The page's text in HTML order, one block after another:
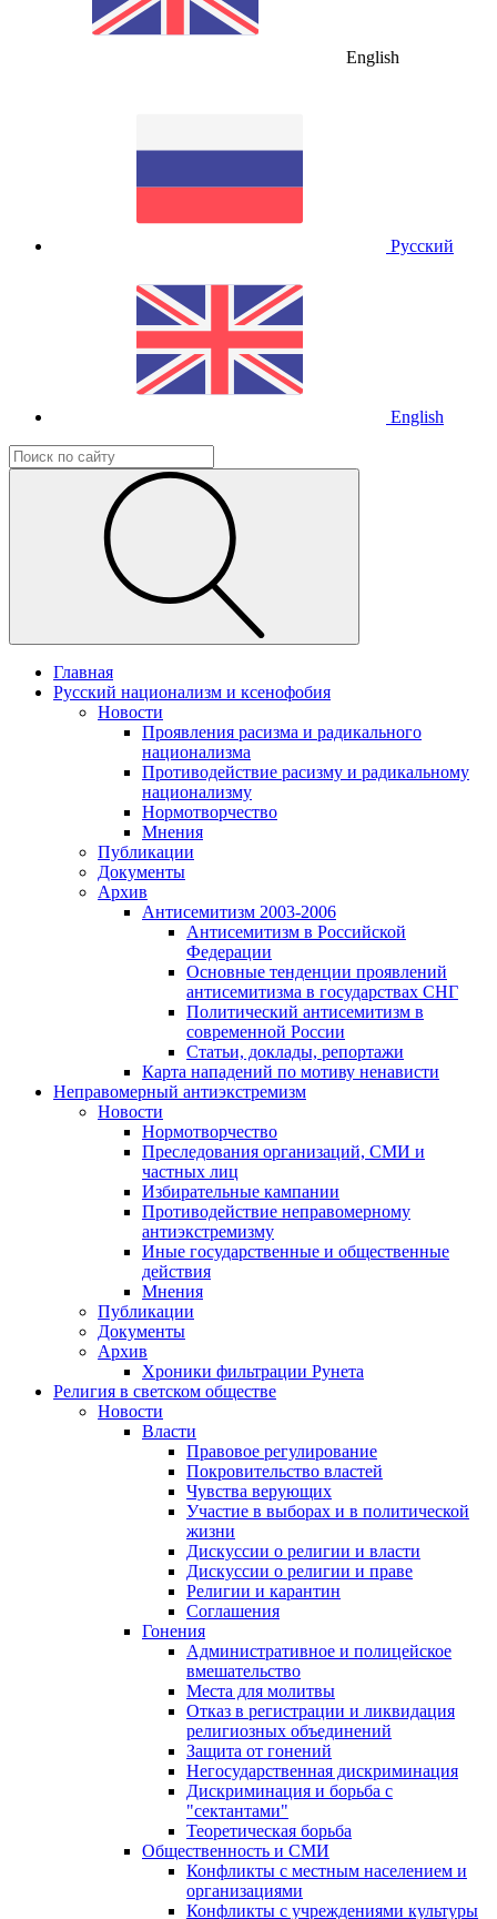
English
Русский
English
Главная
Русский национализм и ксенофобия
Новости
Проявления расизма и радикального
национализма
Противодействие расизму и радикальному
национализму
Нормотворчество
Мнения
Публикации
Документы
Архив
Антисемитизм 2003-2006
Антисемитизм в Российской
Федерации
Основные тенденции проявлений
антисемитизма в государствах СНГ
Политический антисемитизм в
современной России
Статьи, доклады, репортажи
Карта нападений по мотиву ненависти
Неправомерный антиэкстремизм
Новости
Нормотворчество
Преследования организаций, СМИ и
частных лиц
Избирательные кампании
Противодействие неправомерному
антиэкстремизму
Иные государственные и общественные
действия
Мнения
Публикации
Документы
Архив
Хроники фильтрации Рунета
Религия в светском обществе
Новости
Власти
Правовое регулирование
Покровительство властей
Чувства верующих
Участие в выборах и в политической
жизни
Дискуссии о религии и власти
Дискуссии о религии и праве
Религии и карантин
Соглашения
Гонения
Административное и полицейское
вмешательство
Места для молитвы
Отказ в регистрации и ликвидация
религиозных объединений
Защита от гонений
Негосударственная дискриминация
Дискриминация и борьба с
"сектантами"
Теоретическая борьба
Общественность и СМИ
Конфликты с местным населением и
организациями
Конфликты с учреждениями культуры